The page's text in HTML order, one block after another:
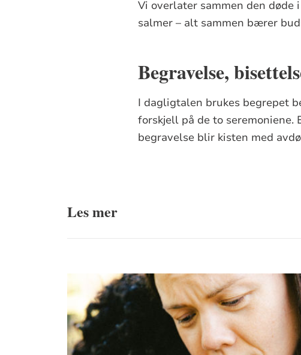
Vi overlater sammen den døde
salmer – alt sammen bærer
Begravelse,
I dagligtalen brukes begrepet
forskjell på de to
begravelse blir kisten med
Les mer